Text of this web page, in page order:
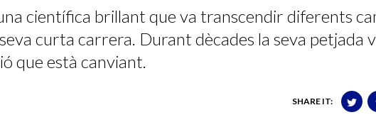
científica brillant que va transcendir diferents
curta carrera. Durant dècades la seva petjada
que està canviant.
SHARE IT: